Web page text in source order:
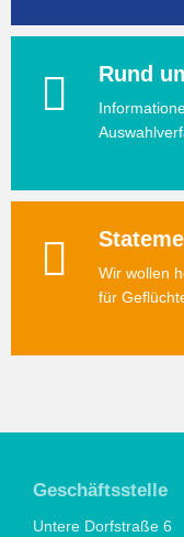
Rund
Wir wollen
für
Geschäftsstelle
Untere Dorfstraße 6